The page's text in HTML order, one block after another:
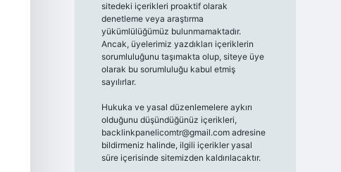
sitedeki içerikleri proaktif olarak
denetleme veya araştırma
yükümlülüğümüz bulunmamaktadır.
Ancak, üyelerimiz yazdıkları içeriklerin
sorumluluğunu taşımakta olup, siteye üye
olarak bu sorumluluğu kabul etmiş
sayılırlar.
Hukuka ve yasal düzenlemelere aykırı
olduğunu düşündüğünüz içerikleri,
backlinkpanelicomtr@gmail.comadresine
bildirmeniz halinde, ilgili içerikler yasal
süre içerisinde sitemizden kaldırılacaktır.